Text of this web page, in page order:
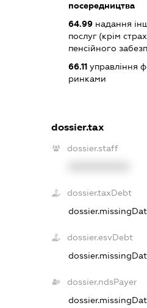
посередництва
64.99надання
послуг (крім
пенсійного
66.11управління
ринками
dossier.tax
dossier.staff
dossier.taxDebt
dossier.esvDebt
dossier.ndsPayer